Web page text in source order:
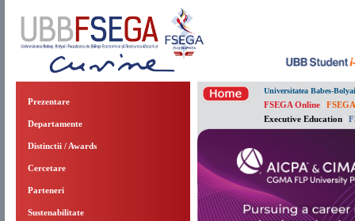
Prezentare
Departamente
Distinctii / Awards
Cercetare
Parteneri
Sustenabilitate
Universitatea Babes-Bolyai
FSEGA Online
Executive Education